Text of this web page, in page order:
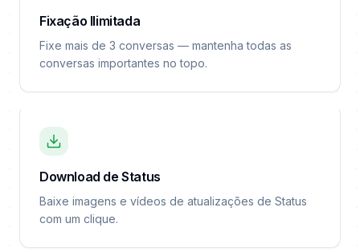
Fixação Ilimitada
Fixe mais de 3 conversas — mantenha todas as
conversas importantes no topo.
Download de Status
Baixe imagens e vídeos de atualizações de Status
com um clique.